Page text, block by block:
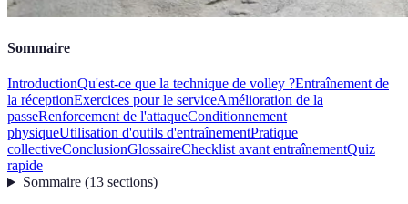
Sommaire
IntroductionQu'est-ce que la technique de volley ?Entraînement de
la réceptionExercices pour le serviceAmélioration de la
passeRenforcement de l'attaqueConditionnement
physiqueUtilisation d'outils d'entraînementPratique
collectiveConclusionGlossaireChecklist avant entraînementQuiz
rapide
Sommaire(13 sections)